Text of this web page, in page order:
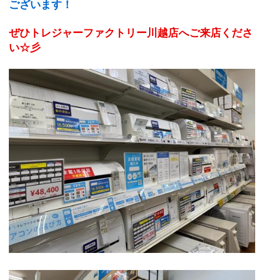
ございます！
ぜひトレジャーファクトリー川越店へご来店くださ
い☆彡